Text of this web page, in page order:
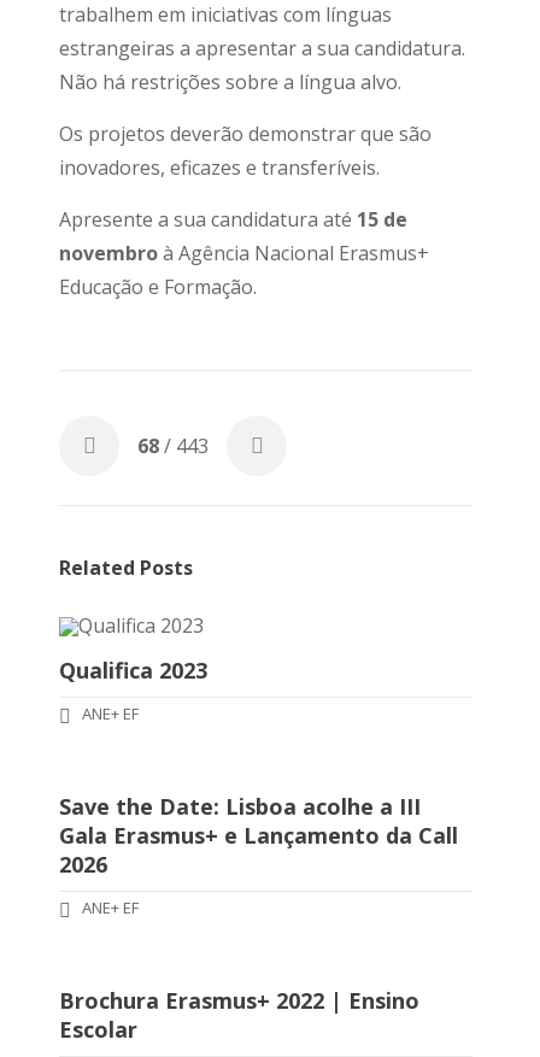
trabalhem em iniciativas com línguas
estrangeiras a apresentar a sua candidatura.
Não há restrições sobre a língua alvo.
Os projetos deverão demonstrar que são
inovadores, eficazes e transferíveis.
Apresente a sua candidatura até 15 de
novembroà Agência Nacional Erasmus+
Educação e Formação.
68/ 443
Related Posts
Qualifica 2023
ANE+ EF
Save the Date: Lisboa acolhe a III
Gala Erasmus+ e Lançamento da Call
2026
ANE+ EF
Brochura Erasmus+ 2022 | Ensino
Escolar